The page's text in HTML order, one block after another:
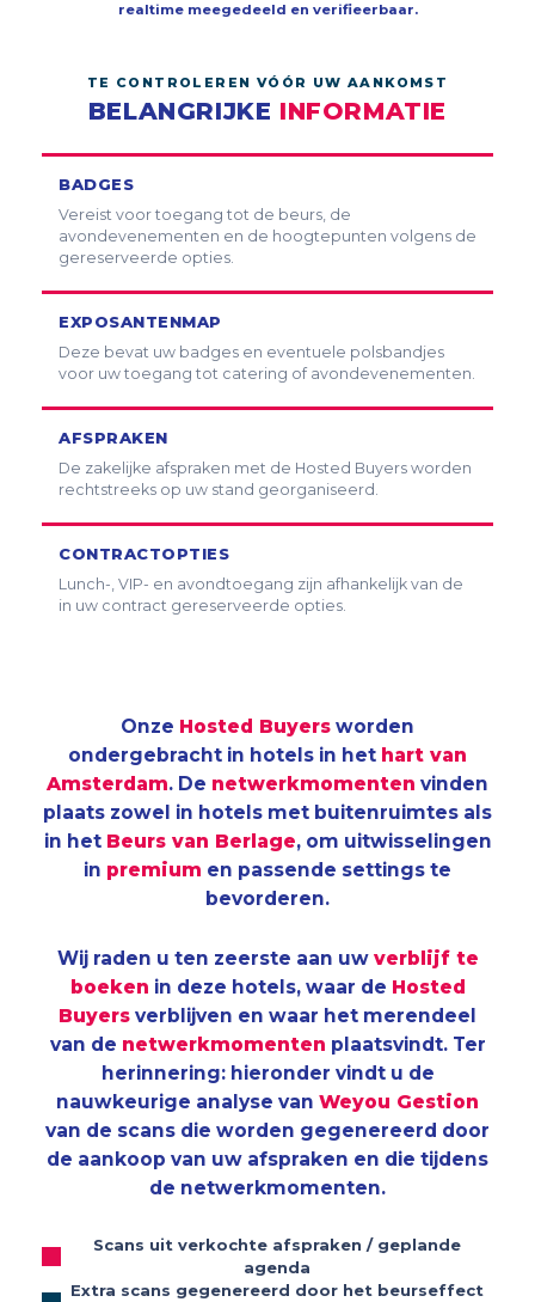
realtime meegedeeld en verifieerbaar.
TE CONTROLEREN VÓÓR UW AANKOMST
BELANGRIJKE INFORMATIE
BADGES
Vereist voor toegang tot de beurs, de
avondevenementen en de hoogtepunten volgens de
gereserveerde opties.
EXPOSANTENMAP
Deze bevat uw badges en eventuele polsbandjes
voor uw toegang tot catering of avondevenementen.
AFSPRAKEN
De zakelijke afspraken met de Hosted Buyers worden
rechtstreeks op uw stand georganiseerd.
CONTRACTOPTIES
Lunch-, VIP- en avondtoegang zijn afhankelijk van de
in uw contract gereserveerde opties.
Onze Hosted Buyers worden
ondergebracht in hotels in het hart van
Amsterdam. De netwerkmomenten vinden
plaats zowel in hotels met buitenruimtes als
in het Beurs van Berlage, om uitwisselingen
in premium en passende settings te
bevorderen.
Wij raden u ten zeerste aan uw verblijf te
boeken in deze hotels, waar de Hosted
Buyers verblijven en waar het merendeel
van de netwerkmomenten plaatsvindt. Ter
herinnering: hieronder vindt u de
nauwkeurige analyse van Weyou Gestion
van de scans die worden gegenereerd door
de aankoop van uw afspraken en die tijdens
de netwerkmomenten.
Scans uit verkochte afspraken / geplande
agenda
Extra scans gegenereerd door het beurseffect